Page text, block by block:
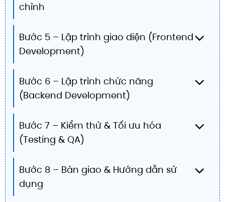
chỉnh
Bước 5 – Lập trình giao diện (Frontend
Development)
Bước 6 – Lập trình chức năng
(Backend Development)
Bước 7 – Kiểm thử & Tối ưu hóa
(Testing & QA)
Bước 8 – Bàn giao & Hướng dẫn sử
dụng